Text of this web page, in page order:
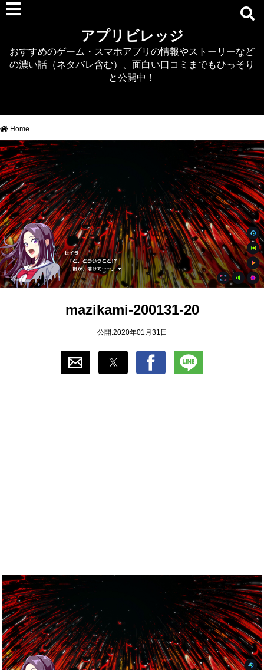
デタリキZ
アナザーエデン
RTS/MOBA
アクション
シミュレーション
牧場婚活
DEAD OR ALIVE XVV
パズル/クイズ
ノベル
おすすめ
ゲーム自動化
アプリビレッジ
おすすめのゲーム・スマホアプリの情報やストーリーなど
の濃い話（ネタバレ含む）、面白い口コミまでもひっそり
と公開中！
Home
mazikami-200131-20
公開:2020年01月31日